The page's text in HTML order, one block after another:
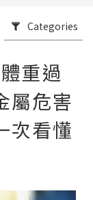
Categories
重過
屬危害
次看懂